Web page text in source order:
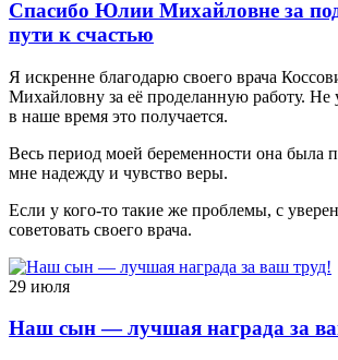
Спасибо Юлии Михайловне за
пути к счастью
Я искренне благодарю своего врача
Михайловну за её проделанную работу. Не
в наше время это получается.
Весь период моей беременности она была
мне надежду и чувство веры.
Если у кого-то такие же проблемы, с
советовать своего врача.
29 июля
Наш сын — лучшая награда за